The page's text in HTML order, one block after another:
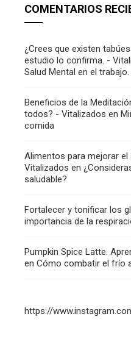
COMENTARIOS
¿Crees que existen
estudio lo confirma. -
Salud Mental en el
Beneficios de la
todos? - Vitalizados en
comida
Alimentos para mejorar
Vitalizados en
saludable?
Fortalecer y tonificar los
importancia de la
Pumpkin Spice Latte.
en Cómo combatir el frío
https://